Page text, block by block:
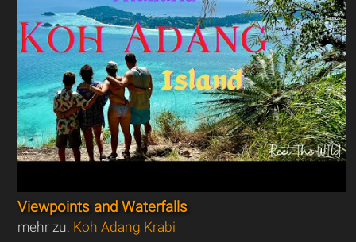
Viewpoints and Waterfalls
mehr zu: Koh Adang Krabi